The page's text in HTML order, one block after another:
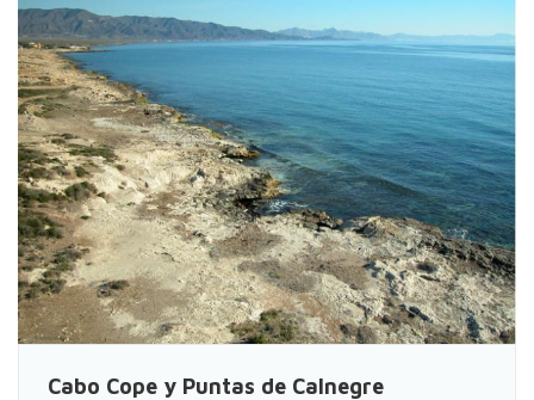
Cabo Cope y Puntas de Calnegre